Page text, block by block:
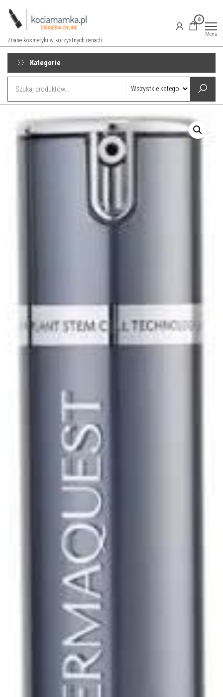
Przejdź
Znane kosmetyki w korzystnych cenach
0
Menu
Kategorie